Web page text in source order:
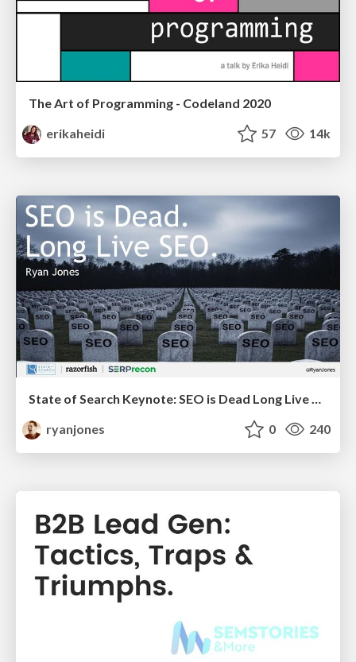
The Art of Programming - Codeland 2020
erikaheidi
57 14k
State of Search Keynote: SEO is Dead Long Live SEO
ryanjones
0 240